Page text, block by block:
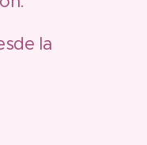
la